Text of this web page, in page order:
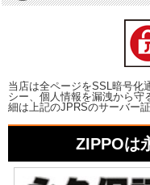
当店は全ページをSSL暗号化
シー、個人情報を漏洩から守
細は上記のJPRSのサーバー
ZIPPOは